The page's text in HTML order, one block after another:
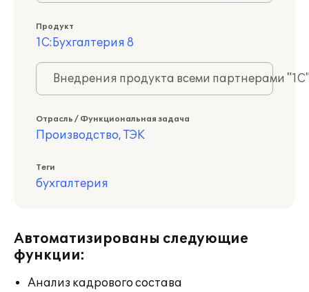
Продукт
1С:Бухгалтерия 8
Внедрения продукта всеми партнерами
Отрасль / Функциональная задача
Производство, ТЭК
Теги
бухгалтерия
Автоматизированы следующие
функции:
Анализ кадрового состава